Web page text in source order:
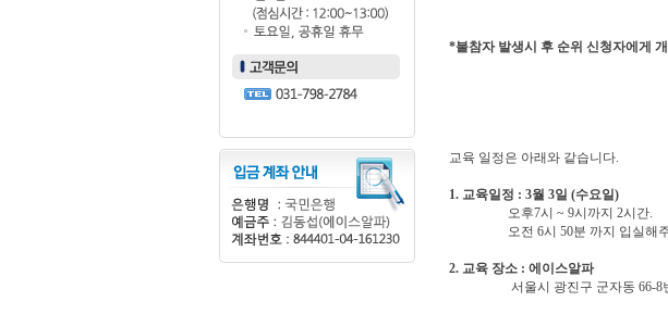
*불참자 발생시 후 순위 신청자에게
교육 일정은 아래와 같습니다.
1. 교육일정 : 3월 3일 (수요일)
오후7시 ~ 9시까지 2시간.
오전 6시 50분 까지 입실해주
2. 교육 장소 : 에이스알파
서울시 광진구 군자동 66-8번지